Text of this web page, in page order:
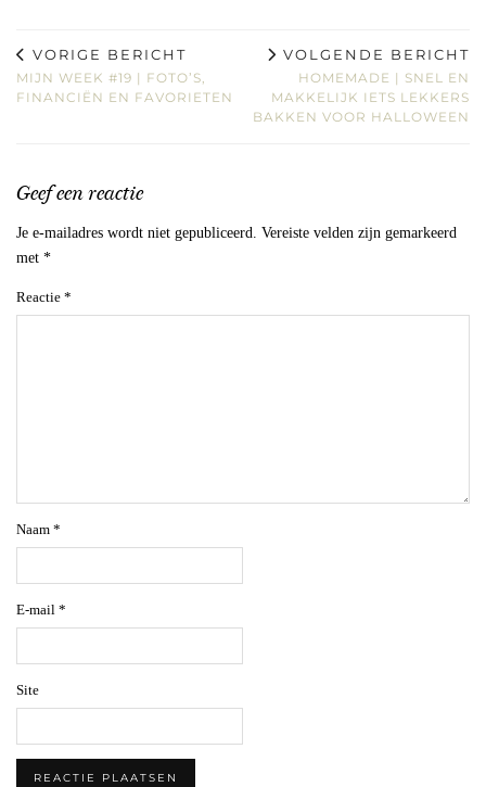
VORIGE BERICHT
MIJN WEEK #19 | FOTO’S,
FINANCIËN EN FAVORIETEN
VOLGENDE BERICHT
HOMEMADE | SNEL EN
MAKKELIJK IETS LEKKERS
BAKKEN VOOR HALLOWEEN
Geef een reactie
Je e-mailadres wordt niet gepubliceerd. Vereiste velden zijn gemarkeerd
met *
Reactie *
Naam *
E-mail *
Site